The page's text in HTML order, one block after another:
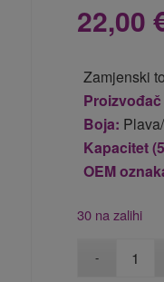
22,00
Zamjenski
Boja:
Kapacitet
OEM
30 na zalihi